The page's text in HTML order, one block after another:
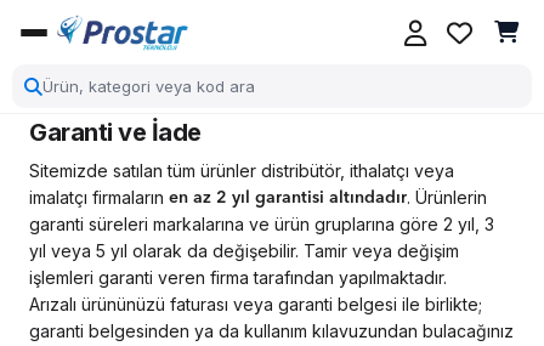
Garanti ve İade
Sitemizde satılan tüm ürünler distribütör, ithalatçı veya
imalatçı firmaların en az 2 yıl garantisi altındadır. Ürünlerin
garanti süreleri markalarına ve ürün gruplarına göre 2 yıl, 3
yıl veya 5 yıl olarak da değişebilir. Tamir veya değişim
işlemleri garanti veren firma tarafından yapılmaktadır.
Arızalı ürününüzü faturası veya garanti belgesi ile birlikte;
garanti belgesinden ya da kullanım kılavuzundan bulacağınız